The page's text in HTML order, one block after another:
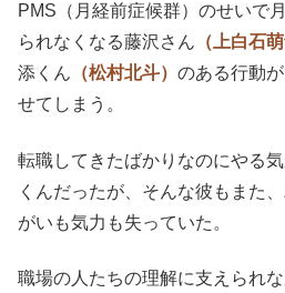
PMS（月経前症候群）のせいで
られなくなる藤沢さん （上白石萌
添くん （松村北斗） のある行動
せてしまう。
転職してきたばかりなのにやる
くんだったが、そんな彼もまた
がいも気力も失っていた。
職場の人たちの理解に支えられ